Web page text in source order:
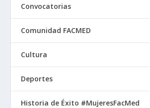
Convocatorias
Comunidad FACMED
Cultura
Deportes
Historia de Éxito #MujeresFacMed